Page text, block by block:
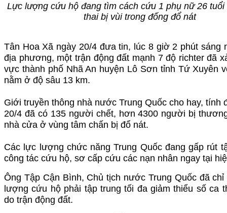
Lực lượng cứu hộ đang tìm cách cứu 1 phụ nữ 26 tuổi
thai bị vùi trong đống đổ nát
Tân Hoa Xã ngày 20/4 đưa tin, lúc 8 giờ 2 phút sáng
địa phương, một trận động đất mạnh 7 độ richter đã
vực thành phố Nhã An huyện Lô Sơn tỉnh Tứ Xuyên
nằm ở độ sâu 13 km.
Giới truyền thông nhà nước Trung Quốc cho hay, tính
20/4 đã có 135 người chết, hơn 4300 người bị
nhà cửa ở vùng tâm chấn bị đổ nát.
Các lực lượng chức năng Trung Quốc đang gấp rút
công tác cứu hộ, sơ cấp cứu các nạn nhân ngay tại
Ông Tập Cận Bình, Chủ tịch nước Trung Quốc đã
lượng cứu hộ phải tập trung tối đa giảm thiểu số ca
do trận động đất.